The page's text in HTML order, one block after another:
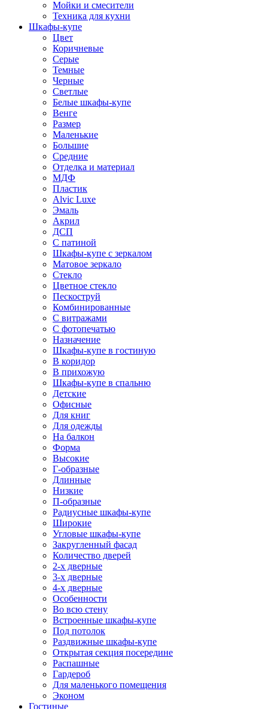
Мойки и смесители
Техника для кухни
Шкафы-купе
Цвет
Коричневые
Серые
Темные
Черные
Светлые
Белые шкафы-купе
Венге
Размер
Маленькие
Большие
Средние
Отделка и материал
МДФ
Пластик
Alvic Luxe
Эмаль
Акрил
ДСП
С патиной
Шкафы-купе с зеркалом
Матовое зеркало
Стекло
Цветное стекло
Пескоструй
Комбинированные
С витражами
С фотопечатью
Назначение
Шкафы-купе в гостиную
В коридор
В прихожую
Шкафы-купе в спальню
Детские
Офисные
Для книг
Для одежды
На балкон
Форма
Высокие
Г-образные
Длинные
Низкие
П-образные
Радиусные шкафы-купе
Широкие
Угловые шкафы-купе
Закругленный фасад
Количество дверей
2-х дверные
3-х дверные
4-х дверные
Особенности
Во всю стену
Встроенные шкафы-купе
Под потолок
Раздвижные шкафы-купе
Открытая секция посередине
Распашные
Гардероб
Для маленького помещения
Эконом
Гостиные